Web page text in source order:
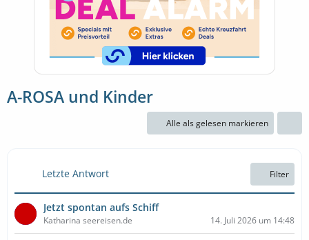
A-ROSA und Kinder
Alle als gelesen markieren
Letzte Antwort Filter
Jetzt spontan aufs Schiff
Katharina seereisen.de 14. Juli 2026 um 14:48